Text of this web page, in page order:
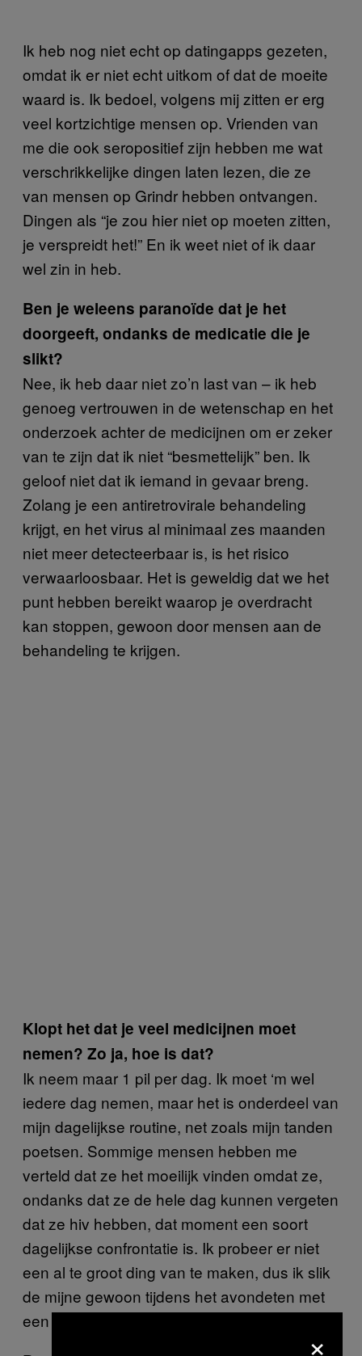
Ik heb nog niet echt op datingapps gezeten,
omdat ik er niet echt uitkom of dat de moeite
waard is. Ik bedoel, volgens mij zitten er erg
veel kortzichtige mensen op. Vrienden van
me die ook seropositief zijn hebben me wat
verschrikkelijke dingen laten lezen, die ze
van mensen op Grindr hebben ontvangen.
Dingen als “je zou hier niet op moeten zitten,
je verspreidt het!” En ik weet niet of ik daar
wel zin in heb.
Ben je weleens paranoïde dat je het
doorgeeft, ondanks de medicatie die je
slikt?
Nee, ik heb daar niet zo’n last van – ik heb
genoeg vertrouwen in de wetenschap en het
onderzoek achter de medicijnen om er zeker
van te zijn dat ik niet “besmettelijk” ben. Ik
geloof niet dat ik iemand in gevaar breng.
Zolang je een antiretrovirale behandeling
krijgt, en het virus al minimaal zes maanden
niet meer detecteerbaar is, is het risico
verwaarloosbaar. Het is geweldig dat we het
punt hebben bereikt waarop je overdracht
kan stoppen, gewoon door mensen aan de
behandeling te krijgen.
Klopt het dat je veel medicijnen moet
nemen? Zo ja, hoe is dat?
Ik neem maar 1 pil per dag. Ik moet ‘m wel
iedere dag nemen, maar het is onderdeel van
mijn dagelijkse routine, net zoals mijn tanden
poetsen. Sommige mensen hebben me
verteld dat ze het moeilijk vinden omdat ze,
ondanks dat ze de hele dag kunnen vergeten
dat ze hiv hebben, dat moment een soort
dagelijkse confrontatie is. Ik probeer er niet
een al te groot ding van te maken, dus ik slik
de mijne gewoon tijdens het avondeten met
een glas water.
×